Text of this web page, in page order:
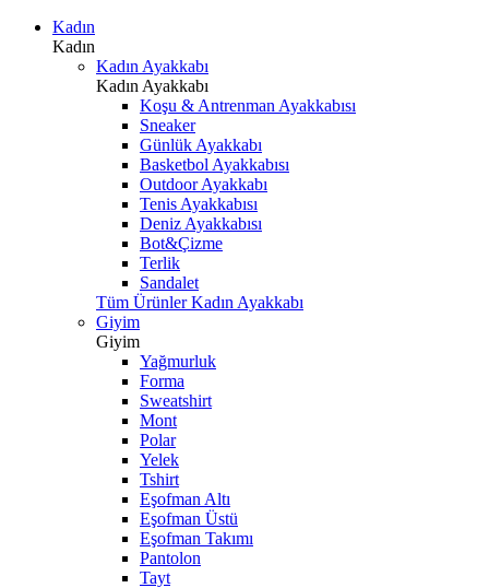
Kadın
Kadın
Kadın Ayakkabı
Kadın Ayakkabı
Koşu & Antrenman Ayakkabısı
Sneaker
Günlük Ayakkabı
Basketbol Ayakkabısı
Outdoor Ayakkabı
Tenis Ayakkabısı
Deniz Ayakkabısı
Bot&Çizme
Terlik
Sandalet
Tüm Ürünler Kadın Ayakkabı
Giyim
Giyim
Yağmurluk
Forma
Sweatshirt
Mont
Polar
Yelek
Tshirt
Eşofman Altı
Eşofman Üstü
Eşofman Takımı
Pantolon
Tayt